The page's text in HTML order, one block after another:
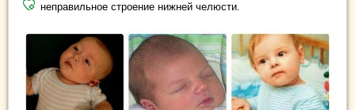
неправильное строение нижней челюсти.